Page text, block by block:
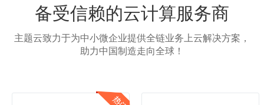
备受信赖的云计算服务商
主题云致力于为中小微企业提供全链业务上云解决方案，
助力中国制造走向全球！